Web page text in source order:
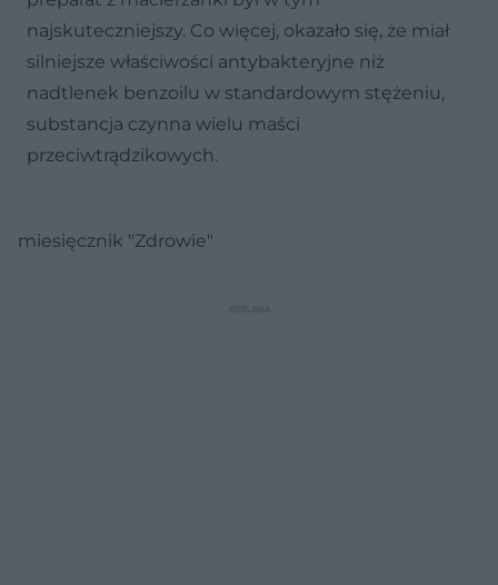
najskuteczniejszy. Co więcej, okazało się, że miał
silniejsze właściwości antybakteryjne niż
nadtlenek benzoilu w standardowym stężeniu,
substancja czynna wielu maści
przeciwtrądzikowych.
miesięcznik "Zdrowie"